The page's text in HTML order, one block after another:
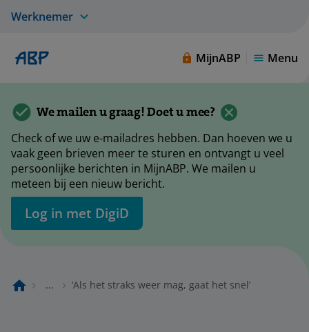
Werknemer
MijnABP Menu
We mailen u graag! Doet u mee?
Check of we uw e-mailadres hebben. Dan hoeven we u
vaak geen brieven meer te sturen en ontvangt u veel
persoonlijke berichten in MijnABP. We mailen u
meteen bij een nieuw bericht.
Log in met DigiD
... ‘Als het straks weer mag, gaat het snel’